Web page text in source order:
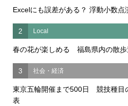
Excelにも誤差がある？ 浮動小数
2 Local
春の花が楽しめる 福島県内の散歩
3 社会・経済
東京五輪開催まで500日 競技種目
表